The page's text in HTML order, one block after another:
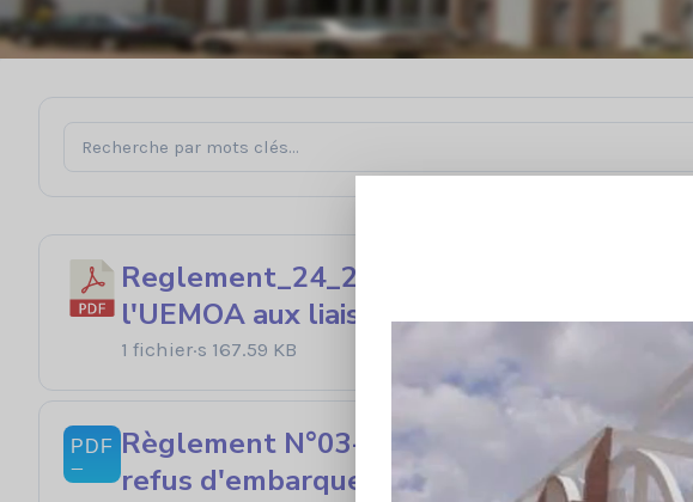
Reglement_24_2002_cm_uemoa fixant
l'UEMOA aux liaisons aériennes
1 fichier·s 167.59 KB
Règlement N°03-2003-CM-UEMOA
refus d'embarquement des passagers